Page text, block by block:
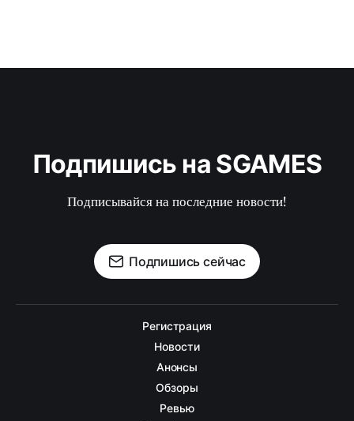
Подпишись на SGAMES
Подписывайся на последние новости!
Подпишись сейчас
Регистрация
Новости
Анонсы
Обзоры
Ревью